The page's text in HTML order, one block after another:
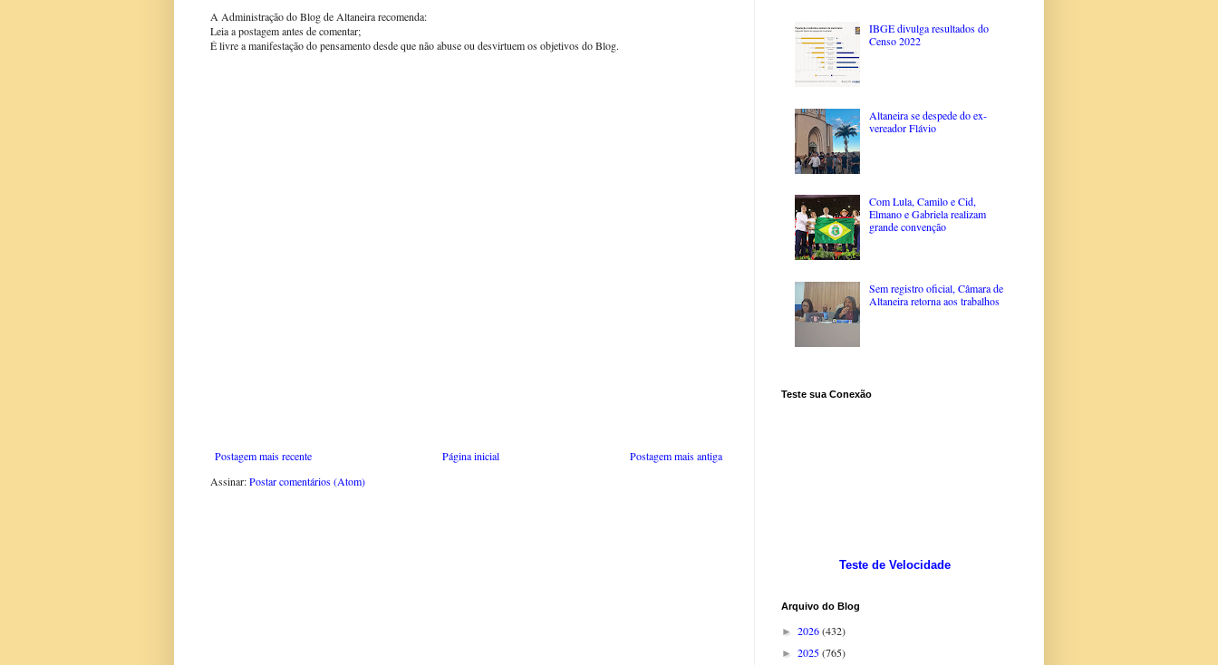
A Administração do Blog de Altaneira recomenda:
Leia a postagem antes de comentar;
É livre a manifestação do pensamento desde que não abuse ou desvirtuem os objetivos do Blog.
Postagem mais recente Postagem mais antiga
Página inicial
Assinar:Postar comentários (Atom)
IBGE divulga resultados do
Censo 2022
Altaneira se despede do ex-
vereador Flávio
Com Lula, Camilo e Cid,
Elmano e Gabriela realizam
grande convenção
Sem registro oficial, Câmara de
Altaneira retorna aos trabalhos
Teste sua Conexão
Teste de Velocidade
Arquivo do Blog
► 2026(432)
► 2025(765)